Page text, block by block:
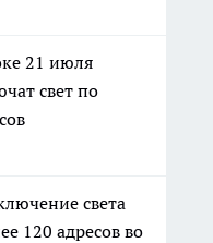
21 июля
свет по
света
120 адресов во